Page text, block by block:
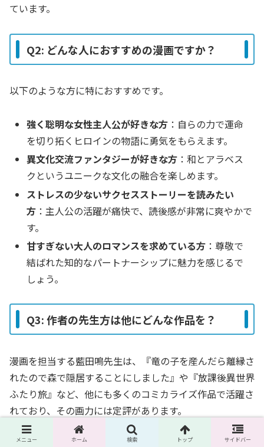
ています。
Q2: どんな人におすすめの漫画ですか？
以下のような方に特におすすめです。
強く聡明な女性主人公が好きな方 ：自らの力で運命
を切り拓くヒロインの物語に勇気をもらえます。
異文化交流ファンタジーが好きな方 ：和とアラベス
クというユニークな文化の融合を楽しめます。
ストレスの少ないサクセスストーリーを読みたい
方 ：主人公の活躍が痛快で、読後感が非常に爽やかで
す。
甘すぎない大人のロマンスを求めている方 ：尊敬で
結ばれた知的なパートナーシップに魅力を感じるで
しょう。
Q3: 作者の先生方は他にどんな作品を？
漫画を担当する藍田鳴先生は、『竜の子を産んだら離縁さ
れたので森で隠居することにしました』や『放課後異世界
ふたり旅』など、他にも多くのコミカライズ作品で活躍さ
れており、その画力には定評があります。
原作の忍丸先生は、『アラベスク後宮の和国姫』シリーズ
メニュー ホーム 検索 トップ サイドバー